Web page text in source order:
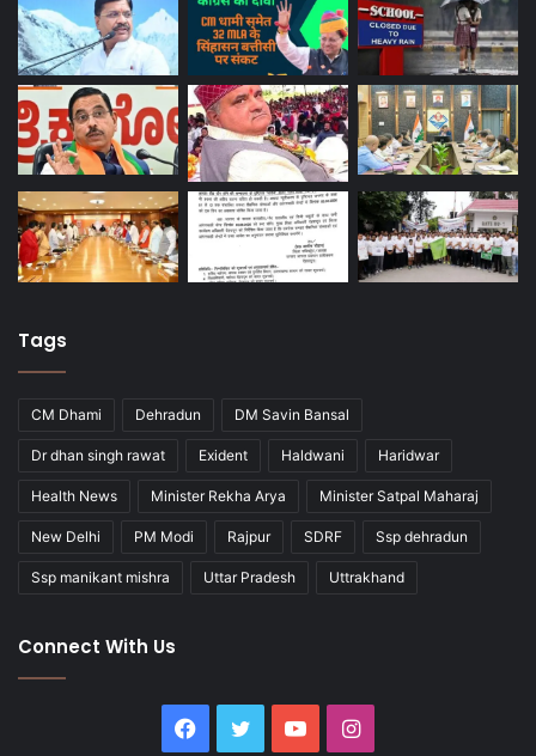
Tags
CM Dhami Dehradun DM Savin Bansal
Dr dhan singh rawat Exident Haldwani Haridwar
Health News Minister Rekha Arya Minister Satpal Maharaj
New Delhi PM Modi Rajpur SDRF Ssp dehradun
Ssp manikant mishra Uttar Pradesh Uttrakhand
Connect With Us
Facebook
Twitter YouTubeInstagram